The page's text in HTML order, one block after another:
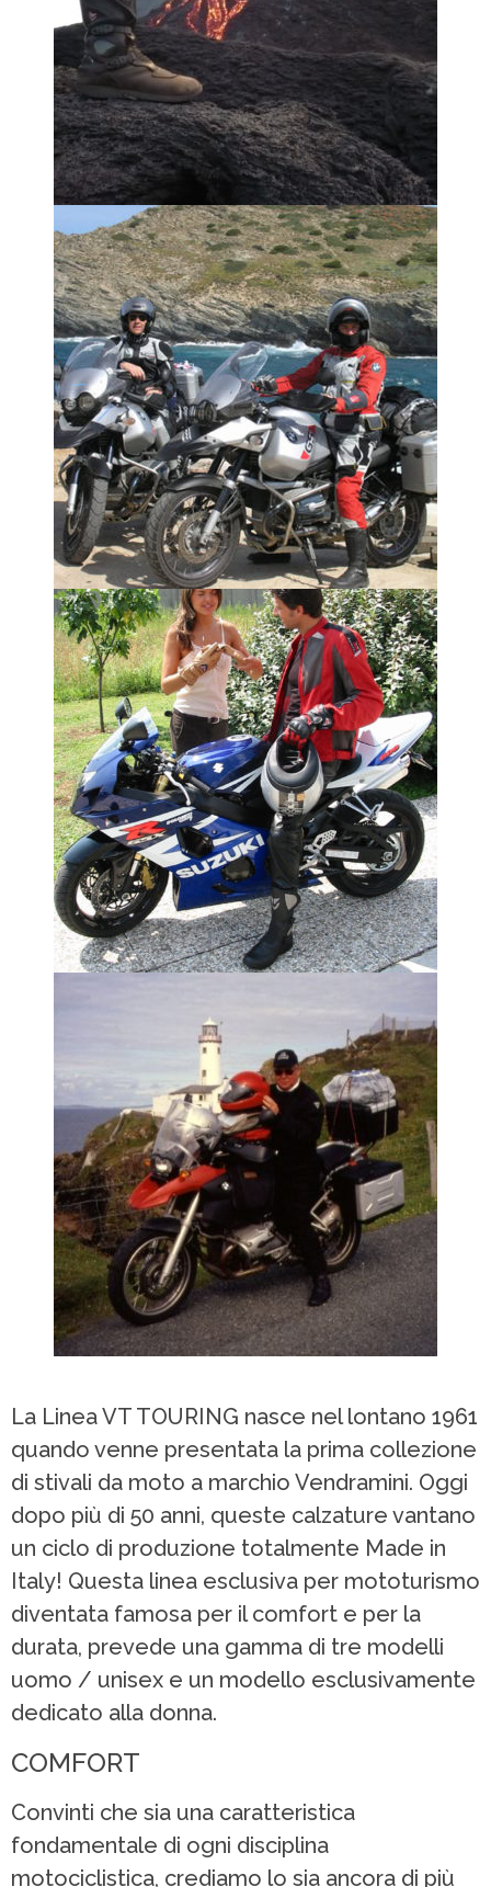
La Linea VT TOURING nasce nel lontano 1961
quando venne presentata la prima collezione
di stivali da moto a marchio Vendramini. Oggi
dopo più di 50 anni, queste calzature vantano
un ciclo di produzione totalmente Made in
Italy! Questa linea esclusiva per mototurismo
diventata famosa per il comfort e per la
durata, prevede una gamma di tre modelli
uomo / unisex e un modello esclusivamente
dedicato alla donna.
COMFORT
Convinti che sia una caratteristica
fondamentale di ogni disciplina
motociclistica, crediamo lo sia ancora di più